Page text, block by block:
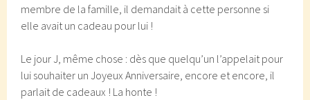
membre de la famille, il demandait à cette personne si
elle avait un cadeau pour lui !
Le jour J, même chose : dès que quelqu’un l’appelait pour
lui souhaiter un Joyeux Anniversaire, encore et encore, il
parlait de cadeaux ! La honte !